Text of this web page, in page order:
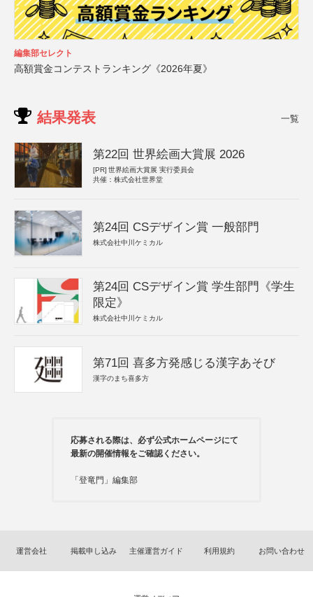
編集部セレクト
高額賞金コンテストランキング《2026年夏》
結果発表 一覧
第22回 世界絵画大賞展 2026
[PR] 世界絵画大賞展 実行委員会
共催：株式会社世界堂
第24回 CSデザイン賞 一般部門
株式会社中川ケミカル
第24回 CSデザイン賞 学生部門《学生
限定》
株式会社中川ケミカル
第71回 喜多方発感じる漢字あそび
漢字のまち喜多方
応募される際は、必ず公式ホームページにて
最新の開催情報をご確認ください。
「登竜門」編集部
運営会社 掲載申し込み 主催運営ガイド 利用規約 お問い合わせ